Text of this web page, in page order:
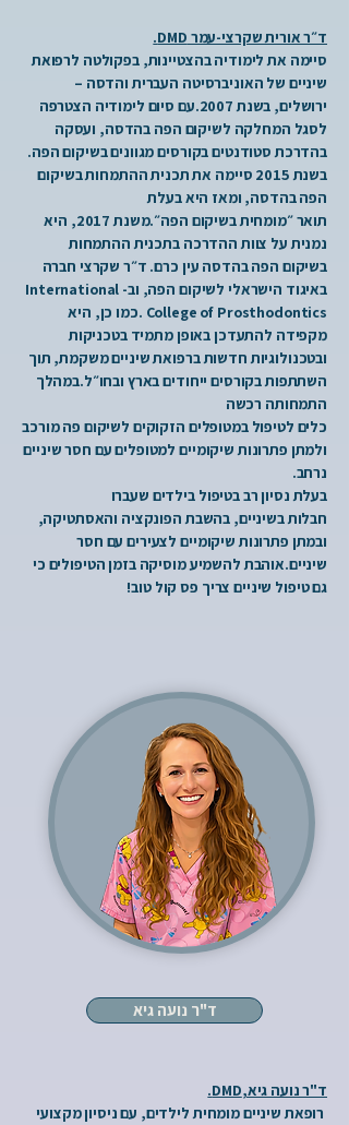
ד״ר אורית שקרצי-עמר DMD.
סיימה את לימודיה בהצטיינות, בפקולטה לרפואת
שיניים של האוניברסיטה העברית והדסה –
ירושלים, בשנת 2007.עם סיום לימודיה הצטרפה
לסגל המחלקה לשיקום הפה בהדסה, ועסקה
בהדרכת סטודנטים בקורסים מגוונים בשיקום הפה.
בשנת 2015 סיימה את תכנית ההתמחות בשיקום
הפה בהדסה, ומאז היא בעלת
תואר ״מומחית בשיקום הפה״.משנת 2017, היא
נמנית על צוות ההדרכה בתכנית ההתמחות
בשיקום הפה בהדסה עין כרם. ד״ר שקרצי חברה
באיגוד הישראלי לשיקום הפה, וב- International
College of Prosthodontics .כמו כן, היא
מקפידה להתעדכן באופן מתמיד בטכניקות
ובטכנולוגיות חדשות ברפואת שיניים משקמת, תוך
השתתפות בקורסים ייחודים בארץ ובחו״ל.במהלך
התמחותה רכשה
כלים לטיפול במטופלים הזקוקים לשיקום פה מורכב
ולמתן פתרונות שיקומיים למטופלים עם חסר שיניים
נרחב.
בעלת נסיון רב בטיפול בילדים שעברו
חבלות בשיניים, בהשבת הפונקציה והאסתטיקה,
ובמתן פתרונות שיקומיים לצעירים עם חסר
שיניים.אוהבת להשמיע מוסיקה בזמן הטיפולים כי
גם טיפול שיניים צריך פס קול טוב!
ד"ר נועה גיא
ד"ר נועה גיא,DMD.
רופאת שיניים מומחית לילדים, עם ניסיון מקצועי